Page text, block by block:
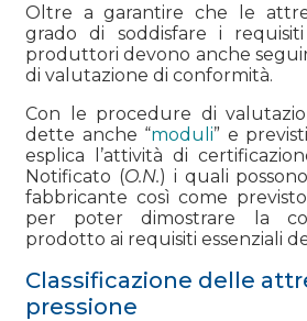
Oltre a garantire che le
grado di soddisfare i
produttori devono anche
di valutazione di conformità.
Con le procedure di
dette anche “moduli” e
esplica l’attività di
Notificato (O.N.) i quali
fabbricante così come previsto
per poter dimostrare la
prodotto ai requisiti essenziali
Classificazione delle
pressione